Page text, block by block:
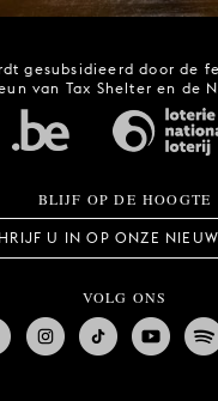
gesubsidieerd door de
van Tax Shelter en de
BLIJF OP DE HOOGTE
U IN OP ONZE
VOLG ONS